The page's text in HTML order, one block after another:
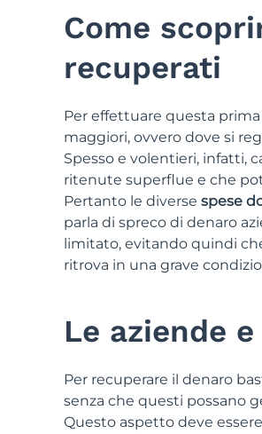
Come
recuperati
Per effettuare questa
maggiori, ovvero dove si
Spesso e volentieri, infatti,
ritenute superflue e che
Pertanto le diverse spese
parla di spreco di denaro
limitato, evitando quindi
ritrova in una grave
Le aziende
Per recuperare il denaro
senza che questi possano
Questo aspetto deve